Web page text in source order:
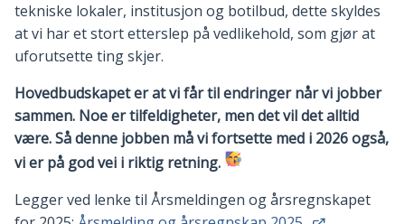
tekniske lokaler, institusjon og botilbud, dette skyldes
at vi har et stort etterslep på vedlikehold, som gjør at
uforutsette ting skjer.
Hovedbudskapet er at vi får til endringer når vi jobber
sammen. Noe er tilfeldigheter, men det vil det alltid
være. Så denne jobben må vi fortsette med i 2026 også,
vi er på god vei i riktig retning.
Legger ved lenke til Årsmeldingen og årsregnskapet